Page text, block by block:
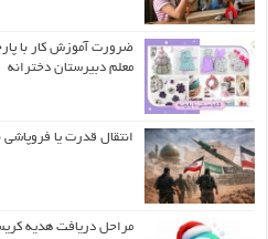
ضرورت آموزش کار با
معلم دبیرستان دخترانه
انتقال قدرت یا فروپاشی
مراحل دریافت هدیه